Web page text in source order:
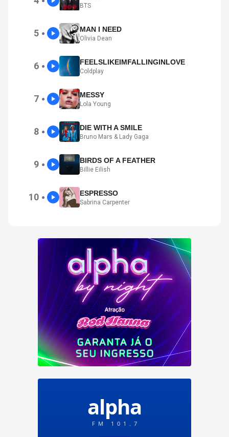
BTS
5 ● MAN I NEED
Olivia Dean
6 ● FEELSLIKEIMFALLINGINLOVE
Coldplay
7 ● MESSY
Lola Young
8 ● DIE WITH A SMILE
Bruno Mars & Lady Gaga
9 ● BIRDS OF A FEATHER
Billie Eilish
10 ● ESPRESSO
Sabrina Carpenter